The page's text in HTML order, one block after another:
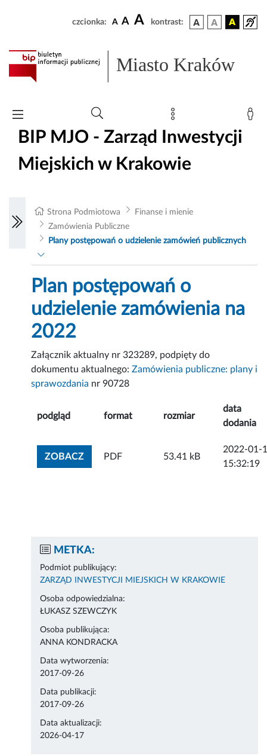
czcionka: A A A kontrast:
Miasto Kraków
BIP MJO - Zarząd Inwestycji
Miejskich w Krakowie
Strona Podmiotowa
Finanse i mienie
Zamówienia Publiczne
Plany postępowań o udzielenie zamówień publicznych
Plan postępowań o
udzielenie zamówienia na
2022
Załącznik aktualny nr 323289, podpięty do
dokumentu aktualnego:Zamówienia publiczne: plany i
sprawozdania nr 90728
podgląd format rozmiar
data
dodania
ZOBACZZOBACZ ZAŁĄCZNIK
PDF 53.41 kB
2022-01-
15:32:19
METKA:
Podmiot publikujący:
ZARZĄD INWESTYCJI MIEJSKICH W KRAKOWIE
Osoba odpowiedzialna:
ŁUKASZ SZEWCZYK
Osoba publikująca:
ANNA KONDRACKA
Data wytworzenia:
2017-09-26
Data publikacji:
2017-09-26
Data aktualizacji:
2026-04-17